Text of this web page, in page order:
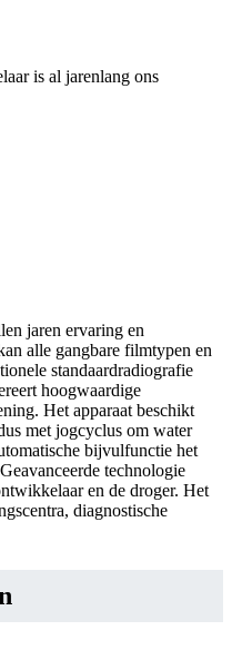
is al jarenlang ons
jaren ervaring en
alle gangbare filmtypen en
standaardradiografie
hoogwaardige
Het apparaat beschikt
met jogcyclus om water
bijvulfunctie het
technologie
en de droger. Het
diagnostische